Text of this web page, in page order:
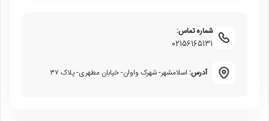
شماره تماس:
02156165131
آدرس: اسلامشهر- شهرک واوان- خیابان مطهری- پلاک ۳۷